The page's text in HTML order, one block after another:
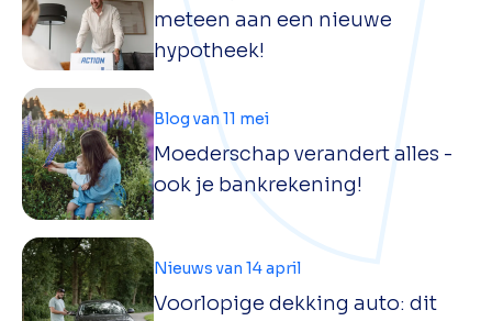
meteen aan een nieuwe
hypotheek!
Moederschap verandert alles -
ook je bankrekening!
Blog van 11 mei
Voorlopige dekking auto: dit
Nieuws van 14 april